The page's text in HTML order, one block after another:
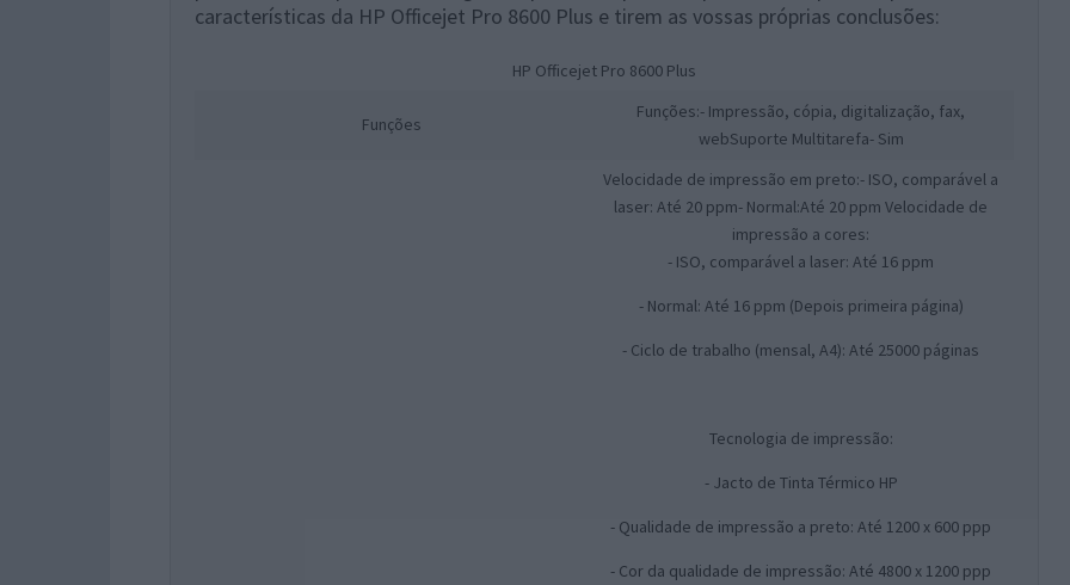
características da HP Officejet Pro 8600 Plus e tirem as vossas próprias conclusões:
HP Officejet Pro 8600 Plus
Funções
Funções:- Impressão, cópia, digitalização, fax,
webSuporte Multitarefa- Sim
Velocidade de impressão em preto:- ISO, comparável a
laser: Até 20 ppm- Normal:Até 20 ppm Velocidade de
impressão a cores:
- ISO, comparável a laser: Até 16 ppm
- Normal: Até 16 ppm (Depois primeira página)
- Ciclo de trabalho (mensal, A4): Até 25000 páginas
Tecnologia de impressão:
- Jacto de Tinta Térmico HP
- Qualidade de impressão a preto: Até 1200 x 600 ppp
- Cor da qualidade de impressão: Até 4800 x 1200 ppp